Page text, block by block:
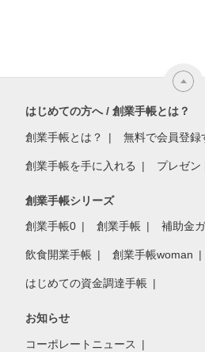
はじめての方へ / 創業手帳とは？
創業手帳とは？ 無料で会員登録
創業手帳を手に入れる プレゼン
創業手帳シリーズ
創業手帳0 創業手帳 補助金
飲食開業手帳 創業手帳woman
はじめての資金調達手帳
お知らせ
コーポレートニュース